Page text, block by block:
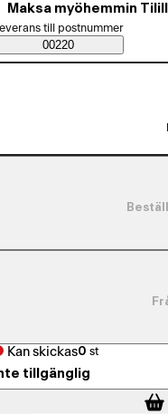
Maksa myöhemmin
Saatavuustiedot
beställningssätt
till postnummer
00220
Kan skickas0 st
tillgänglig